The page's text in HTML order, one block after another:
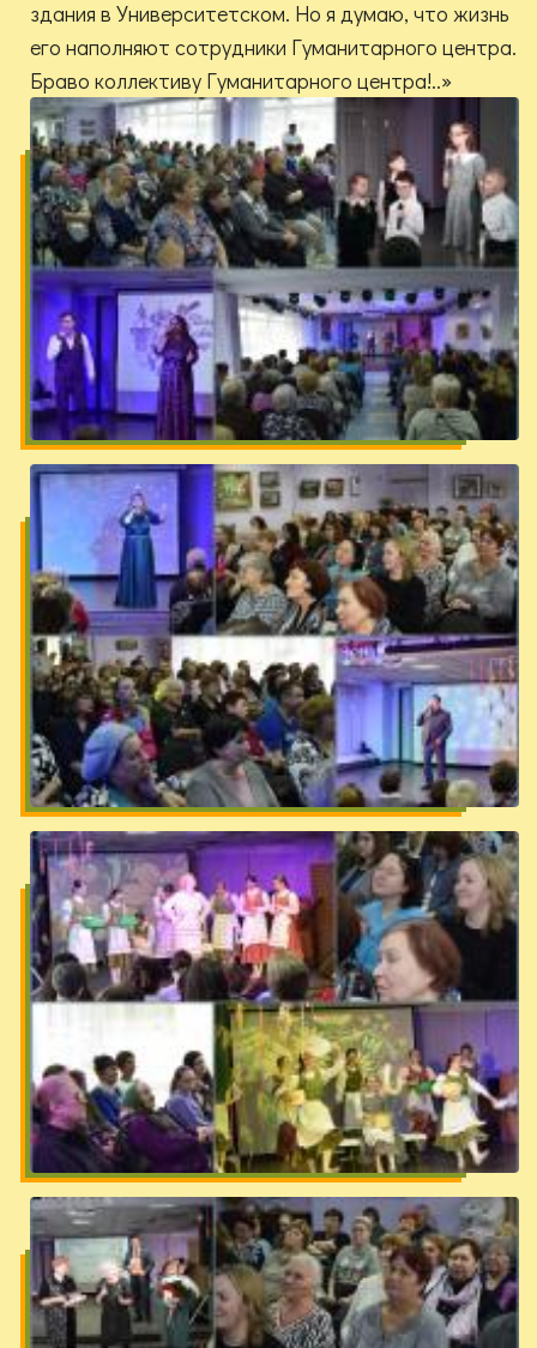
здания в Университетском. Но я думаю, что жизнь
его наполняют сотрудники Гуманитарного центра.
Браво коллективу Гуманитарного центра!..»